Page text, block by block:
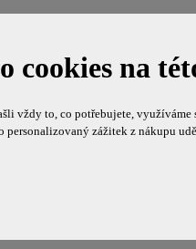
cookies na
vždy to, co potřebujete,
personalizovaný zážitek z nákupu